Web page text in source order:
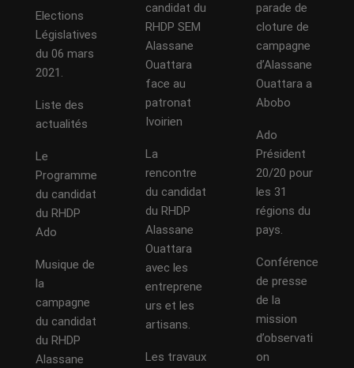
Elections
Législatives
du 06 mars
2021.
Liste des
actualités
Le
Programme
du candidat
du RHDP
Ado
Musique de
la
campagne
du candidat
du RHDP
Alassane
candidat du
RHDP SEM
Alassane
Ouattara
face au
patronat
Ivoirien
La
rencontre
du candidat
du RHDP
Alassane
Ouattara
avec les
entreprene
urs et les
artisans.
Les travaux
parade de
cloture de
campagne
d’Alassane
Ouattara a
Abobo
Ado
Président
20/20 pour
les 31
régions du
pays.
Conférence
de presse
de la
mission
d’observati
on